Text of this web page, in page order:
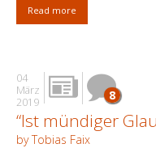
Read more
04
März
2019
8
“Ist mündiger
by Tobias Faix